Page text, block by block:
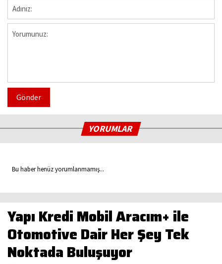
Gönder
YORUMLAR
Bu haber henüz yorumlanmamış...
Yapı Kredi Mobil Aracım+ ile
Otomotive Dair Her Şey Tek
Noktada Buluşuyor